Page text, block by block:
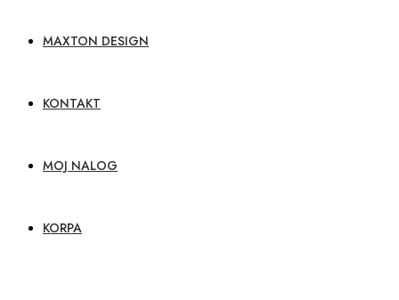
MAXTON DESIGN
KONTAKT
MOJ NALOG
KORPA